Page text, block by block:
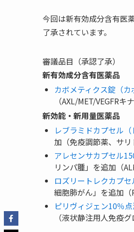
今回は新有効成分含有医
了承されています。
審議品目（承認了承）
新有効成分含有医薬品
カボメティクス錠（カ
（AXL/MET/VEGFRキ
新効能・新用量医薬品
レブラミドカプセル（
加（免疫調節薬、サリ
アレセンサカプセル
リンパ腫」を追加（
ロズリートレクカプセ
細胞肺がん」を追加（
ピリヴィジェン10％
（液状静注用人免疫グ